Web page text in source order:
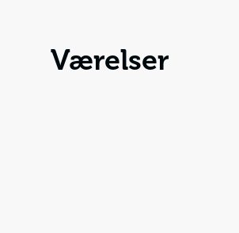
Værelser